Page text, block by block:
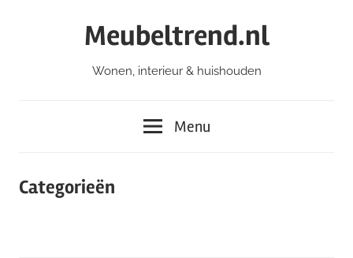
Meubeltrend.nl
Wonen, interieur & huishouden
Menu
Categorieën